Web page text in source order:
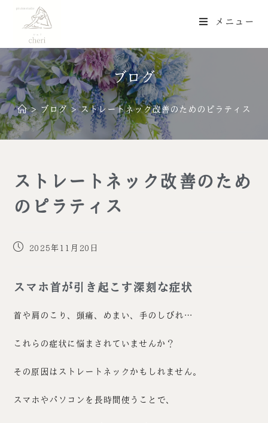
メニュー
ブログ
> ブログ > ストレートネック改善のためのピラティス
ストレートネック改善のため
のピラティス
2025年11月20日
スマホ首が引き起こす深刻な症状
首や肩のこり、頭痛、めまい、手のしびれ…
これらの症状に悩まされていませんか？
その原因はストレートネックかもしれません。
スマホやパソコンを長時間使うことで、